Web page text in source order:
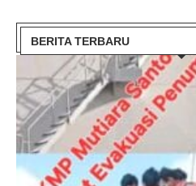
BERITA TERBARU